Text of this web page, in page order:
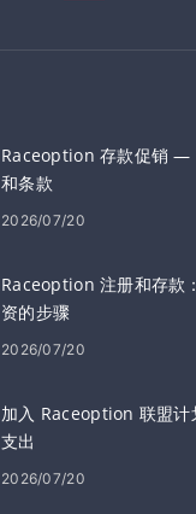
Raceoption 存款促销 —
和条款
2026/07/20
Raceoption 注册和存款
资的步骤
2026/07/20
加入 Raceoption 联盟计
支出
2026/07/20